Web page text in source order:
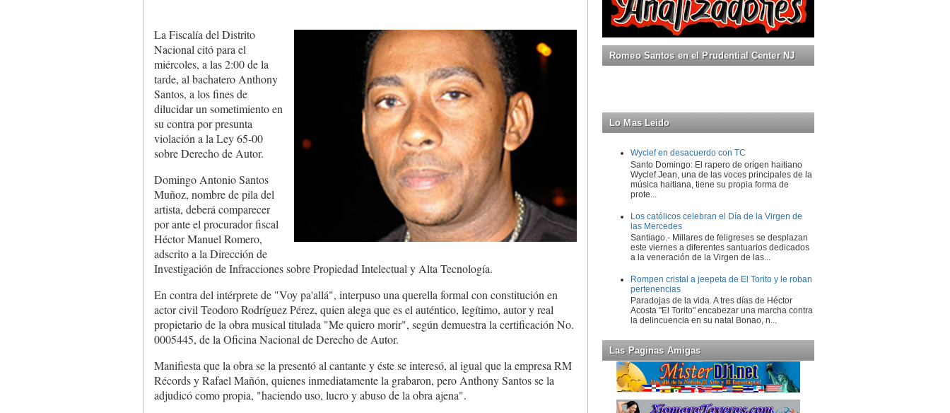
La Fiscalía del Distrito
Nacional citó para el
miércoles, a las 2:00 de la
tarde, al bachatero Anthony
Santos, a los fines de
dilucidar un sometimiento en
su contra por presunta
violación a la Ley 65-00
sobre Derecho de Autor.
Domingo Antonio Santos
Muñoz, nombre de pila del
artista, deberá comparecer
por ante el procurador fiscal
Héctor Manuel Romero,
adscrito a la Dirección de
Investigación de Infracciones sobre Propiedad Intelectual y Alta Tecnología.
En contra del intérprete de "Voy pa'allá", interpuso una querella formal con constitución en
actor civil Teodoro Rodríguez Pérez, quien alega que es el auténtico, legítimo, autor y real
propietario de la obra musical titulada "Me quiero morir", según demuestra la certificación No.
0005445, de la Oficina Nacional de Derecho de Autor.
Manifiesta que la obra se la presentó al cantante y éste se interesó, al igual que la empresa RM
Récords y Rafael Mañón, quienes inmediatamente la grabaron, pero Anthony Santos se la
adjudicó como propia, "haciendo uso, lucro y abuso de la obra ajena".
Romeo Santos en el Prudential Center NJ
Lo Mas Leido
Wyclef en desacuerdo con TC
Santo Domingo: El rapero de origen haitiano
Wyclef Jean, una de las voces principales de la
música haitiana, tiene su propia forma de
prote...
Los católicos celebran el Día de la Virgen de
las Mercedes
Santiago.- Millares de feligreses se desplazan
este viernes a diferentes santuarios dedicados
a la veneración de la Virgen de las...
Rompen cristal a jeepeta de El Torito y le roban
pertenencias
Paradojas de la vida. A tres días de Héctor
Acosta "El Torito" encabezar una marcha contra
la delincuencia en su natal Bonao, n...
Las Paginas Amigas